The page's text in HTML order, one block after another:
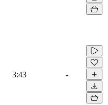
3:43 -